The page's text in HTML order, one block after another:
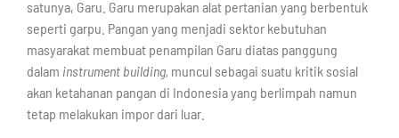
satunya, Garu. Garu merupakan alat pertanian yang berbentuk
seperti garpu. Pangan yang menjadi sektor kebutuhan
masyarakat membuat penampilan Garu diatas panggung
dalam instrument building, muncul sebagai suatu kritik sosial
akan ketahanan pangan di Indonesia yang berlimpah namun
tetap melakukan impor dari luar.